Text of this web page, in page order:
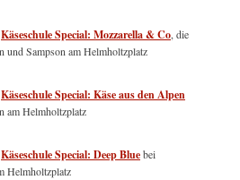
Käseschule Special: Mozzarella & Co, die
und Sampson am Helmholtzplatz
Käseschule Special: Käse aus den Alpen
am Helmholtzplatz
Käseschule Special: Deep Bluebei
Helmholtzplatz